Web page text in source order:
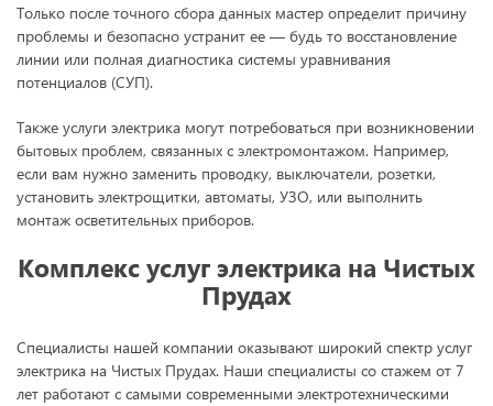
Только после точного сбора данных мастер определит причину
проблемы и безопасно устранит ее — будь то восстановление
линии или полная диагностика системы уравнивания
потенциалов (СУП).
Также услуги электрика могут потребоваться при возникновении
бытовых проблем, связанных с электромонтажом. Например,
если вам нужно заменить проводку, выключатели, розетки,
установить электрощитки, автоматы, УЗО, или выполнить
монтаж осветительных приборов.
Комплекс услуг электрика на Чистых
Прудах
Специалисты нашей компании оказывают широкий спектр услуг
электрика на Чистых Прудах. Наши специалисты со стажем от 7
лет работают с самыми современными электротехническими